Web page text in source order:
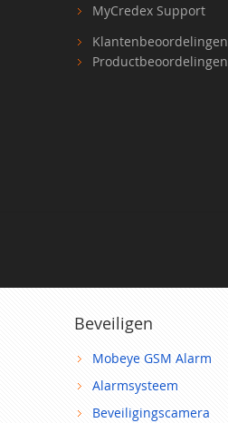
MyCredex Support
Klantenbeoordelingen
Productbeoordelingen
Beveiligen
Mobeye GSM Alarm
Alarmsysteem
Beveiligingscamera